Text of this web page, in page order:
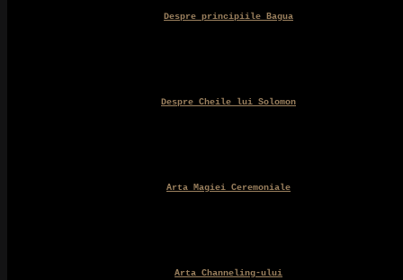
Despre principiile Bagua
Despre Cheile lui Solomon
Arta Magiei Ceremoniale
Arta Channeling-ului